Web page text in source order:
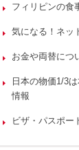
フィリピンの食
気になる！ネッ
お金や両替につ
日本の物価1/3
情報
ビザ・パスポー